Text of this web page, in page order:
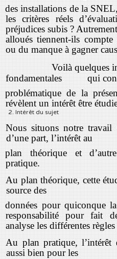
des installations de la
les critères réels
préjudices subis ?
alloués tiennent-ils
ou du manque à gagner
Voilà quelques
fondamentales qui
problématique de la
révèlent un intérêt être
2. Intérêt du sujet
Nous situons notre travail
d’une part, l’intérêt au
plan théorique et
pratique.
Au plan théorique, cette
source des
données pour quiconque
responsabilité pour fait
analyse les différentes
Au plan pratique, l’intérêt
aussi bien pour les